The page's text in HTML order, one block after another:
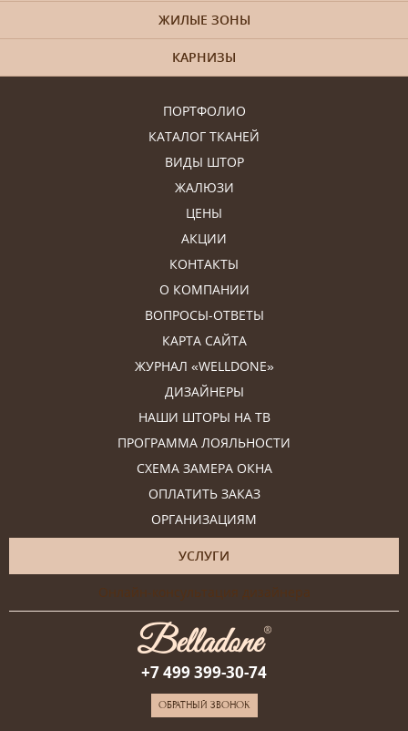
ПОРТФОЛИО
КАТАЛОГ ТКАНЕЙ
ВИДЫ ШТОР
ЖАЛЮЗИ
ЦЕНЫ
АКЦИИ
КОНТАКТЫ
О КОМПАНИИ
ВОПРОСЫ-ОТВЕТЫ
КАРТА САЙТА
ЖУРНАЛ «WELLDONE»
ДИЗАЙНЕРЫ
НАШИ ШТОРЫ НА ТВ
ПРОГРАММА ЛОЯЛЬНОСТИ
СХЕМА ЗАМЕРА ОКНА
ОПЛАТИТЬ ЗАКАЗ
ОРГАНИЗАЦИЯМ
УСЛУГИ
Онлайн-консультация дизайнера
ЖИЛЫЕ ЗОНЫ
КАРНИЗЫ
+7 499 399-30-74
ОБРАТНЫЙ ЗВОНОК